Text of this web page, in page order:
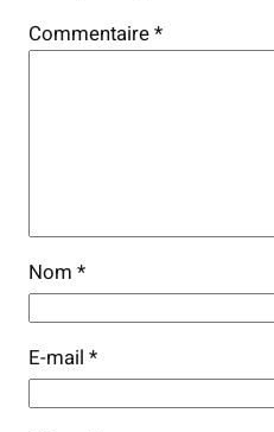
Commentaire*
Nom *
E-mail *